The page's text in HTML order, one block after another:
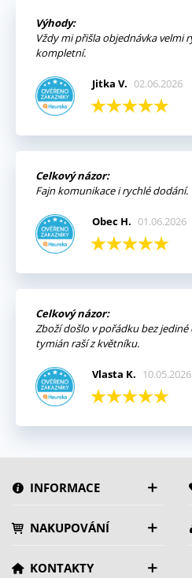
Výhody:
Vždy mi přišla objednávka velmi
kompletní.
Jitka V. 02.06.2026
Celkový názor:
Fajn komunikace i rychlé dodání.
Obec H. 01.06.2026
Celkový názor:
Zboží došlo v pořádku bez jediné
tymián raší z květníku.
Vlasta K. 10.05.2026
INFORMACE
NAKUPOVÁNÍ
KONTAKTY